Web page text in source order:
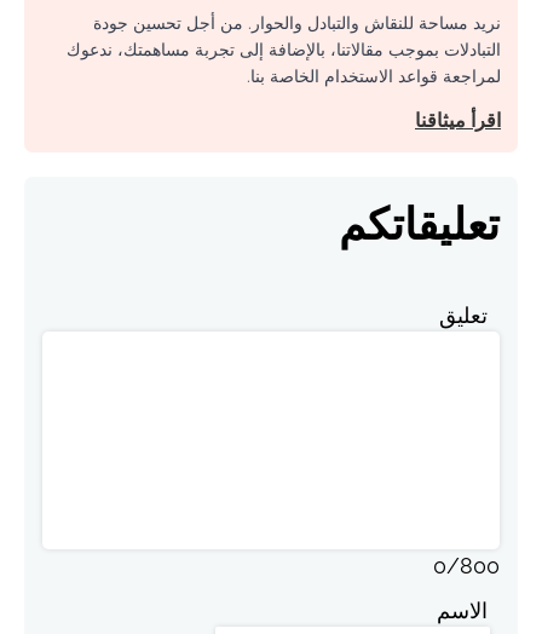
نريد مساحة للنقاش والتبادل والحوار. من أجل تحسين جودة
التبادلات بموجب مقالاتنا، بالإضافة إلى تجربة مساهمتك، ندعوك
لمراجعة قواعد الاستخدام الخاصة بنا.
اقرأ ميثاقنا
تعليقاتكم
تعليق
0/800
الاسم